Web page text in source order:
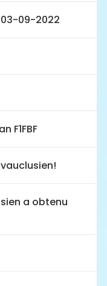
09-2022
F1FBF
a obtenu